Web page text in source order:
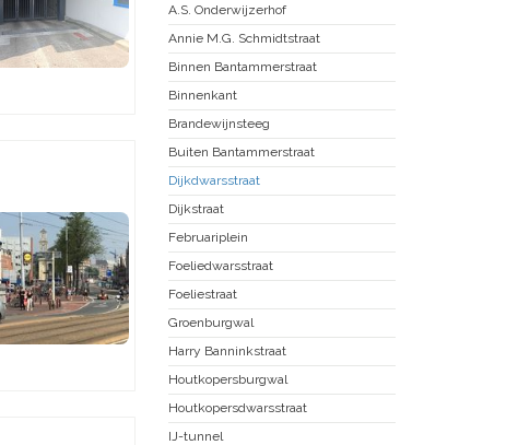
A.S. Onderwijzerhof
Annie M.G. Schmidtstraat
Binnen Bantammerstraat
Binnenkant
Brandewijnsteeg
Buiten Bantammerstraat
Dijkdwarsstraat
Dijkstraat
Februariplein
Foeliedwarsstraat
Foeliestraat
Groenburgwal
Harry Banninkstraat
Houtkopersburgwal
Houtkopersdwarsstraat
IJ-tunnel